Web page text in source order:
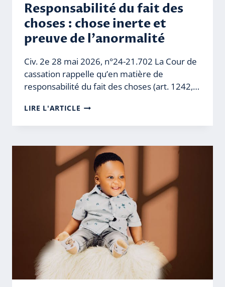
Responsabilité du fait des
choses : chose inerte et
preuve de l’anormalité
Civ. 2e 28 mai 2026, n°24-21.702 La Cour de
cassation rappelle qu’en matière de
responsabilité du fait des choses (art. 1242,…
LIRE L'ARTICLE RESPONSABILITÉ
FAIT
CHOSES
:
CHOSE
INERTE
PREUVE
DE
L’ANORMALITÉ